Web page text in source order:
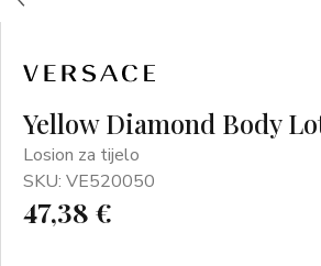
Yellow Diamond Body
Losion za tijelo
SKU: VE520050
47,38 €